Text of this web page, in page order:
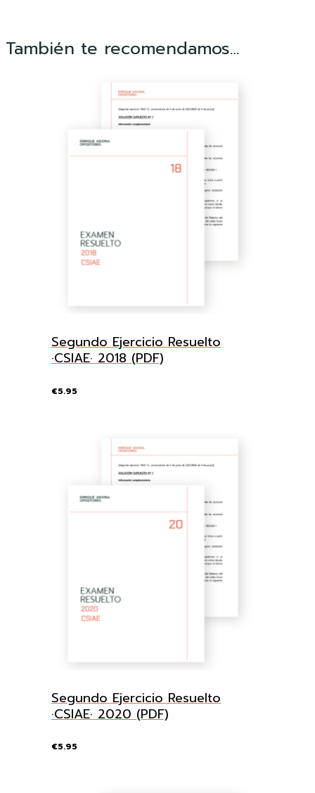
También te recomendamos…
Segundo Ejercicio Resuelto
·CSIAE· 2018 (PDF)
€5.95
Segundo Ejercicio Resuelto
·CSIAE· 2020 (PDF)
€5.95